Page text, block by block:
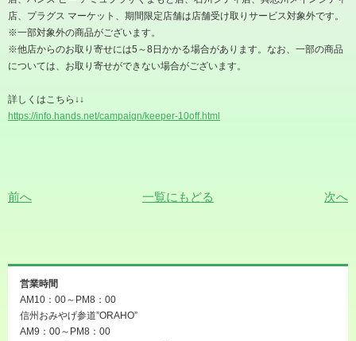
店、プラグス マーケット、期間限定店舗は店舗受け取りサービス対象外です。
※⼀部対象外の商品がございます。
※他店からのお取り寄せには5 ～8⽇かかる場合があります。なお、⼀部の商品
については、お取り寄せができない場合がございます。
詳しくはこちら ↓↓
https://info.hands.net/campaign/keeper-10off.html
前へ 一覧にもどる 次へ
営業時間
AM10：00～PM8：00
信州おみやげ参道”ORAHO”
AM9：00～PM8：00